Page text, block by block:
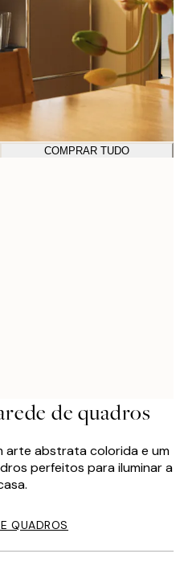
COMPRAR TUDO
de quadros
arte abstrata colorida e um
perfeitos para iluminar a
QUADROS